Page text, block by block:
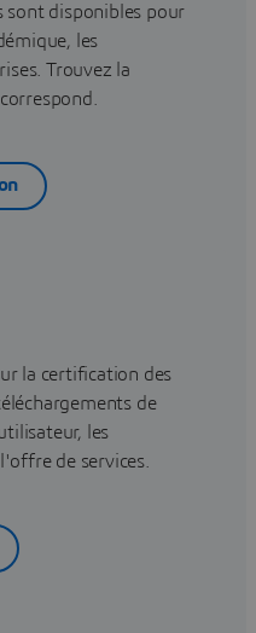
sont disponibles pour
les
Trouvez la
la certification des
de
les
de services.